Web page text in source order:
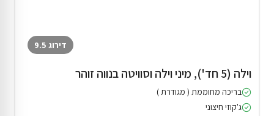
דירוג 9.5
וילה (5 חד'), מיני וילה וסוויטה בנווה זוהר
בריכה מחוממת ( מגודרת )
ג'קוזי חיצוני